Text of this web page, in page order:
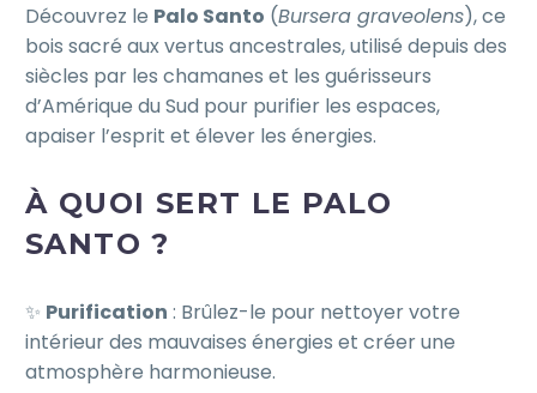
Découvrez le Palo Santo (Bursera graveolens), ce
bois sacré aux vertus ancestrales, utilisé depuis des
siècles par les chamanes et les guérisseurs
d’Amérique du Sud pour purifier les espaces,
apaiser l’esprit et élever les énergies.
À QUOI SERT LE PALO
SANTO ?
✨ Purification : Brûlez-le pour nettoyer votre
intérieur des mauvaises énergies et créer une
atmosphère harmonieuse.